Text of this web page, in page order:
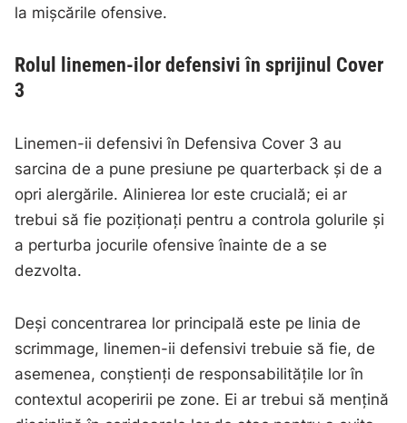
la mișcările ofensive.
Rolul linemen-ilor defensivi în sprijinul Cover
3
Linemen-ii defensivi în Defensiva Cover 3 au
sarcina de a pune presiune pe quarterback și de a
opri alergările. Alinierea lor este crucială; ei ar
trebui să fie poziționați pentru a controla golurile și
a perturba jocurile ofensive înainte de a se
dezvolta.
Deși concentrarea lor principală este pe linia de
scrimmage, linemen-ii defensivi trebuie să fie, de
asemenea, conștienți de responsabilitățile lor în
contextul acoperirii pe zone. Ei ar trebui să mențină